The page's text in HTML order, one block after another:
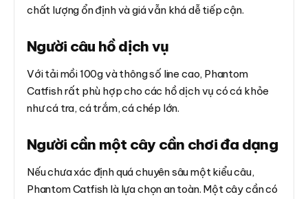
chất lượng ổn định và giá vẫn khá dễ tiếp cận.
Người câu hồ dịch vụ
Với tải mồi 100g và thông số line cao, Phantom
Catfish rất phù hợp cho các hồ dịch vụ có cá khỏe
như cá tra, cá trắm, cá chép lớn.
Người cần một cây cần chơi đa dạng
Nếu chưa xác định quá chuyên sâu một kiểu câu,
Phantom Catfish là lựa chọn an toàn. Một cây cần có